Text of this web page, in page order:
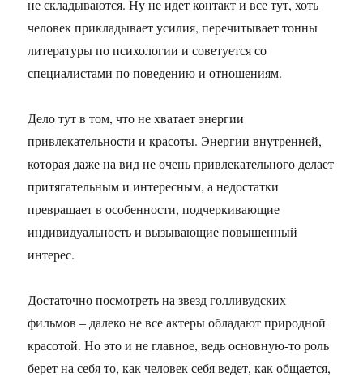
не складываются. Ну не идет контакт и все тут, хоть
человек прикладывает усилия, перечитывает тонны
литературы по психологии и советуется со
специалистами по поведению и отношениям.
Дело тут в том, что не хватает энергии
привлекательности и красоты. Энергии внутренней,
которая даже на вид не очень привлекательного делает
притягательным и интересным, а недостатки
превращает в особенности, подчеркивающие
индивидуальность и вызывающие повышенный
интерес.
Достаточно посмотреть на звезд голливудских
фильмов – далеко не все актеры обладают природной
красотой. Но это и не главное, ведь основную-то роль
берет на себя то, как человек себя ведет, как общается,